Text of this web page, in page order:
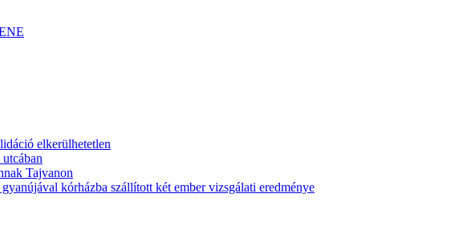
elkerülhetetlen
Tajvanon
kórházba szállított két ember vizsgálati eredménye